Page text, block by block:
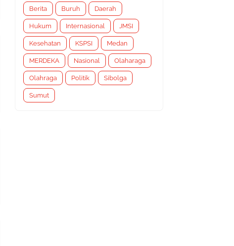
Berita Buruh Daerah
Hukum Internasional JMSI
Kesehatan KSPSI Medan
MERDEKA Nasional Olaharaga
Olahraga Politik Sibolga
Sumut